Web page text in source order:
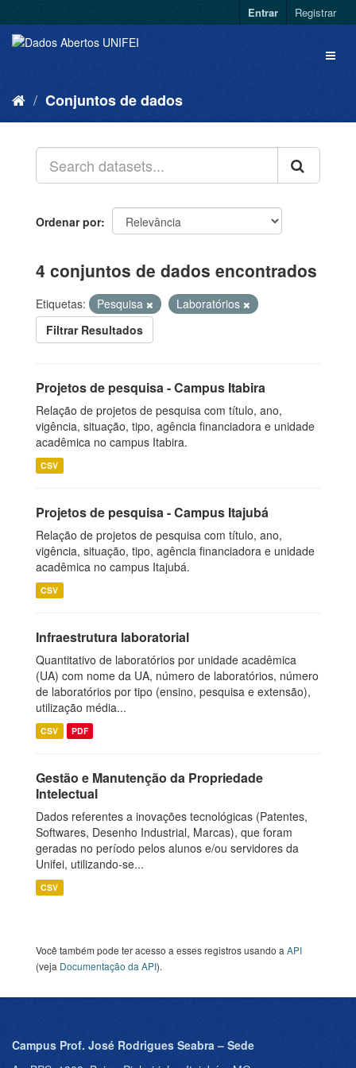
Entrar Registrar
Conjuntos de dados
Ordenar por
4 conjuntos de dados encontrados
Etiquetas: Pesquisa
Laboratórios
Filtrar Resultados
Projetos de pesquisa - Campus Itabira
Relação de projetos de pesquisa com título, ano,
vigência, situação, tipo, agência financiadora e unidade
acadêmica no campus Itabira.
CSV
Projetos de pesquisa - Campus Itajubá
Relação de projetos de pesquisa com título, ano,
vigência, situação, tipo, agência financiadora e unidade
acadêmica no campus Itajubá.
CSV
Infraestrutura laboratorial
Quantitativo de laboratórios por unidade acadêmica
(UA) com nome da UA, número de laboratórios, número
de laboratórios por tipo (ensino, pesquisa e extensão),
utilização média...
CSV PDF
Gestão e Manutenção da Propriedade
Intelectual
Dados referentes a inovações tecnológicas (Patentes,
Softwares, Desenho Industrial, Marcas), que foram
geradas no período pelos alunos e/ou servidores da
Unifei, utilizando-se...
CSV
Você também pode ter acesso a esses registros usando a API
(veja Documentação da API).
Campus Prof. José Rodrigues Seabra – Sede